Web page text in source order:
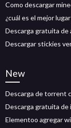
Como descargar
¿cuál es el mejor
Descarga gratuita de
Descargar stickies
New
Descarga de torrent
Descarga gratuita
Elementoo agregar